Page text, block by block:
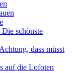
schönste
dass müsst
auf die Lofoten